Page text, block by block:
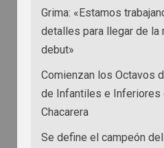
Grima: «Estamos
detalles para llegar de la
debut»
Comienzan los Octavos
de Infantiles e Inferiores
Chacarera
Se define el campeón